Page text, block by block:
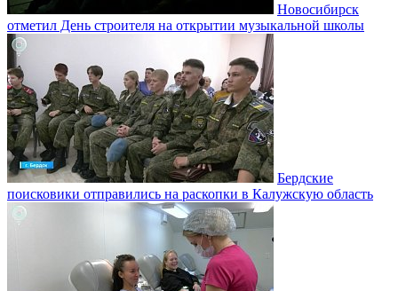
Новосибирск
отметил День строителя на открытии музыкальной школы
Бердские
поисковики отправились на раскопки в Калужскую область